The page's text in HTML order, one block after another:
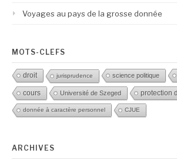
Voyages au pays de la grosse donnée
MOTS-CLEFS
droit jurisprudence science politique
cours Université de Szeged protection
donnée à caractère personnel CJUE
ARCHIVES